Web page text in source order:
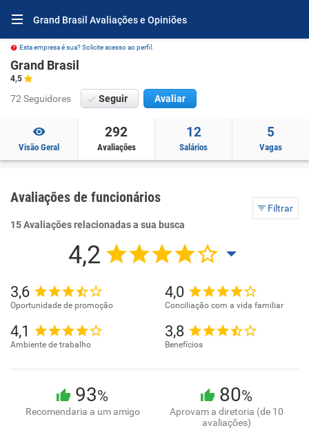
Grand Brasil Avaliações e Opiniões
Esta empresa é sua? Solicite acesso ao perfil.
Grand Brasil
4,5
72 Seguidores Seguir Avaliar
Visão Geral
292
Avaliações
12
Salários
5
Vagas
Avaliações de funcionários
Filtrar
15 Avaliações relacionadas a sua busca
4,2
3,6
Oportunidade de promoção
4,0
Conciliação com a vida familiar
4,1
Ambiente de trabalho
3,8
Benefícios
93%
Recomendaria a um amigo
80%
Aprovam a diretoria (de 10
avaliações)